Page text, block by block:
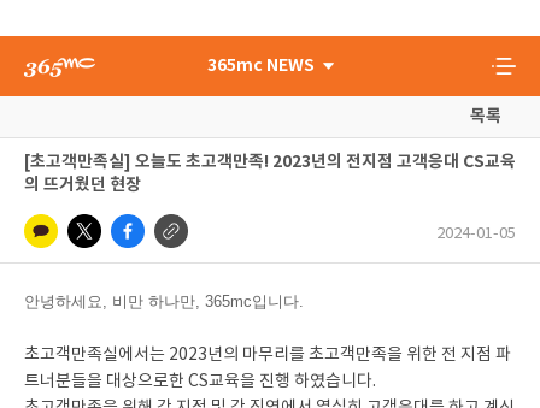
365mc NEWS
목록
[초고객만족실] 오늘도 초고객만족! 2023년의 전지점 고객응대 CS교육
의 뜨거웠던 현장
2024-01-05
안녕하세요, 비만 하나만, 365mc입니다.
초고객만족실에서는 2023년의 마무리를 초고객만족을 위한 전 지점 파
트너분들을 대상으로한 CS교육을 진행 하였습니다.